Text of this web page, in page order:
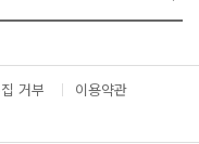
e
서
다
운
거부
이용약관